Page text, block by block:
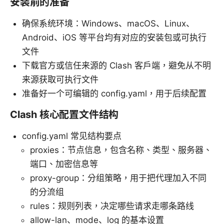
确保系统环境：Windows、macOS、Linux、
Android、iOS 等平台均有对应的安装包或可执行
文件
下载官方或信任来源的 Clash 客户端，避免从不明
来源获取可执行文件
准备好一个可编辑的 config.yaml，用于后续配置
Clash 核心配置文件结构
config.yaml 常见结构要点
proxies：节点信息，包含名称、类型、服务器、
端口、加密信息等
proxy-group：分组策略，用于把代理加入不同
的分流组
rules：规则列表，决定哪些请求走哪条路线
allow-lan、mode、log 的基本设置